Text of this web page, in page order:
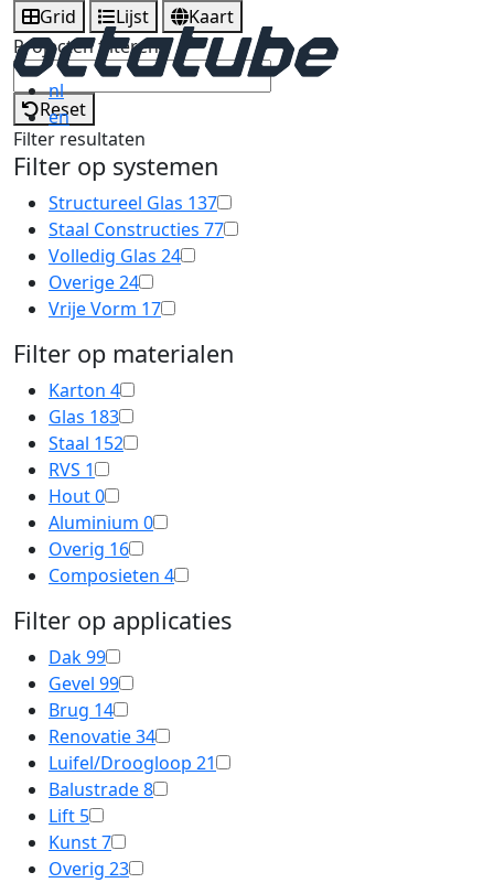
nl
en
Grid Lijst
Kaart
Projecten filteren
Reset
Filter resultaten
Filter op systemen
Structureel Glas 137
Staal Constructies 77
Volledig Glas 24
Overige24
Vrije Vorm 17
Filter op materialen
Karton 4
Glas 183
Staal 152
RVS 1
Hout0
Aluminium 0
Overig 16
Composieten 4
Filter op applicaties
Dak99
Gevel 99
Brug 14
Renovatie34
Luifel/Droogloop 21
Balustrade8
Lift 5
Kunst7
Overig 23